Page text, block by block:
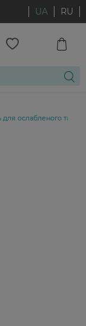
UA RU
ослабленого та